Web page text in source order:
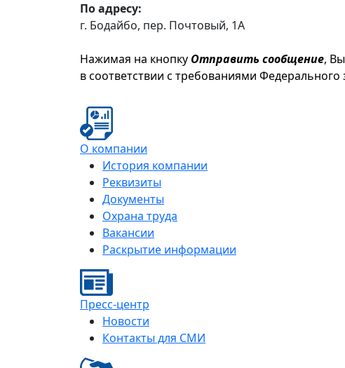
По адресу:
г. Бодайбо, пер. Почтовый, 1А
Нажимая на кнопку Отправить сообщение,
в соответствии с требованиями
О компании
История компании
Реквизиты
Документы
Охрана труда
Вакансии
Раскрытие информации
Пресс-центр
Новости
Контакты для СМИ